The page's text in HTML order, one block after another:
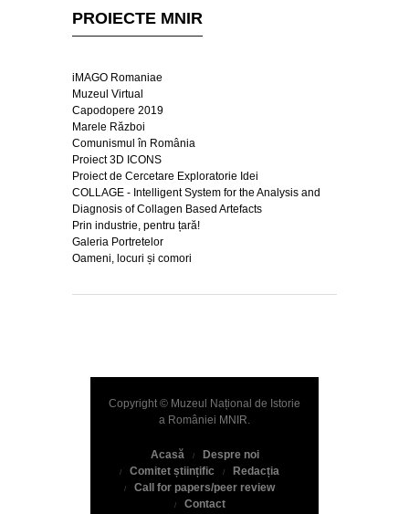
PROIECTE MNIR
iMAGO Romaniae
Muzeul Virtual
Capodopere 2019
Marele Război
Comunismul în România
Proiect 3D ICONS
Proiect de Cercetare Exploratorie Idei
COLLAGE - Intelligent System for the Analysis and
Diagnosis of Collagen Based Artefacts
Prin industrie, pentru țară!
Galeria Portretelor
Oameni, locuri și comori
Copyright © Muzeul Național de Istorie
a României MNIR
Acasă
Despre noi
Comitet științific
Redacția
Call for papers/peer review
Contact